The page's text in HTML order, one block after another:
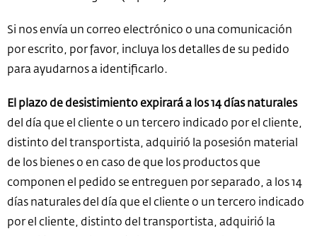
Si nos envía un correo electrónico o una comunicación
por escrito, por favor, incluya los detalles de su pedido
para ayudarnos a identificarlo.
El plazo de desistimiento expirará a los 14 días naturales
del día que el cliente o un tercero indicado por el cliente,
distinto del transportista, adquirió la posesión material
de los bienes o en caso de que los productos que
componen el pedido se entreguen por separado, a los 14
días naturales del día que el cliente o un tercero indicado
por el cliente, distinto del transportista, adquirió la